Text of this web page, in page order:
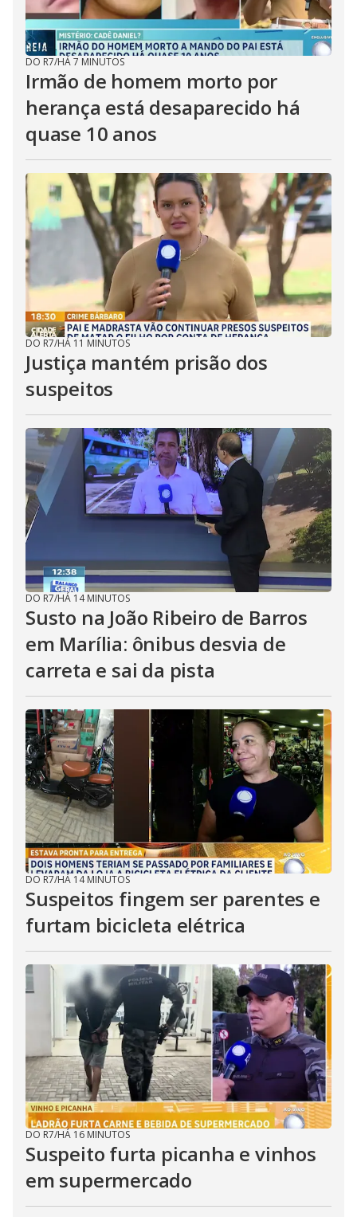
DO R7/HÁ 7 MINUTOS
Irmão de homem morto por
herança está desaparecido há
quase 10 anos
DO R7/HÁ 11 MINUTOS
Justiça mantém prisão dos
suspeitos
DO R7/HÁ 14 MINUTOS
Susto na João Ribeiro de Barros
em Marília: ônibus desvia de
carreta e sai da pista
DO R7/HÁ 14 MINUTOS
Suspeitos fingem ser parentes e
furtam bicicleta elétrica
DO R7/HÁ 16 MINUTOS
Suspeito furta picanha e vinhos
em supermercado